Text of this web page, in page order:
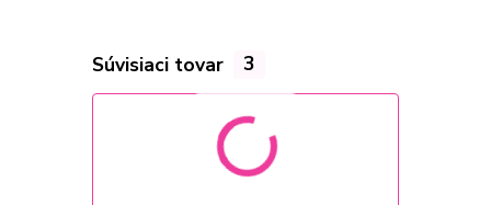
Súvisiaci tovar 3